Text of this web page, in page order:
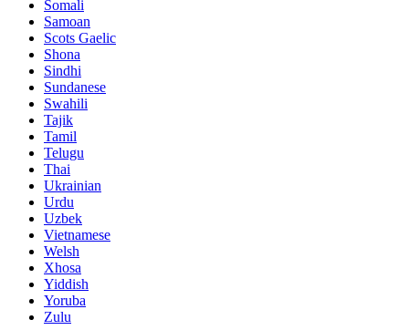
Somali
Samoan
Scots Gaelic
Shona
Sindhi
Sundanese
Swahili
Tajik
Tamil
Telugu
Thai
Ukrainian
Urdu
Uzbek
Vietnamese
Welsh
Xhosa
Yiddish
Yoruba
Zulu